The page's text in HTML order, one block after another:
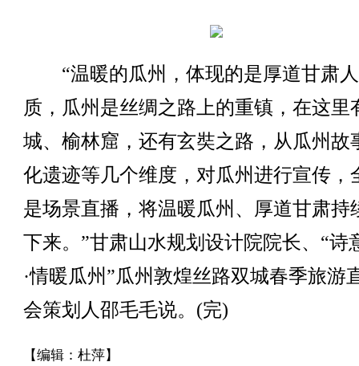
“温暖的瓜州，体现的是厚道甘肃
质，瓜州是丝绸之路上的重镇，在这里
城、榆林窟，还有玄奘之路，从瓜州故
化遗迹等几个维度，对瓜州进行宣传，
是场景直播，将温暖瓜州、厚道甘肃持
下来。”甘肃山水规划设计院院长、“诗
·情暖瓜州”瓜州敦煌丝路双城春季旅游
会策划人邵毛毛说。(完)
【编辑：杜萍】